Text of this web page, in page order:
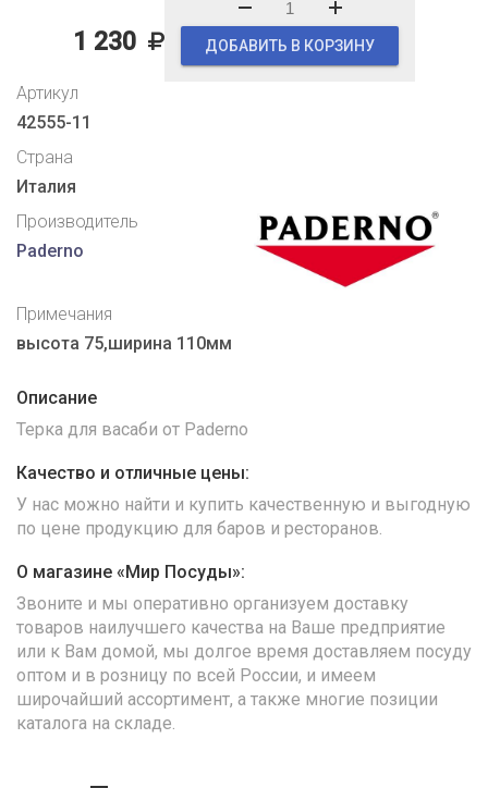
1 230 ДОБАВИТЬ В КОРЗИНУ
Артикул
42555-11
Страна
Италия
Производитель
Paderno
Примечания
высота 75,ширина 110мм
Описание
Терка для васаби от Paderno
Качество и отличные цены:
У нас можно найти и купить качественную и выгодную
по цене продукцию для баров и ресторанов.
О магазине «Мир Посуды»:
Звоните и мы оперативно организуем доставку
товаров наилучшего качества на Ваше предприятие
или к Вам домой, мы долгое время доставляем посуду
оптом и в розницу по всей России, и имеем
широчайший ассортимент, а также многие позиции
каталога на складе.